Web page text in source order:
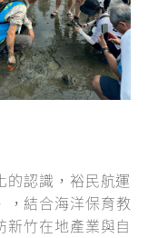
的認識，裕民航運
，結合海洋保育教
新竹在地產業與自